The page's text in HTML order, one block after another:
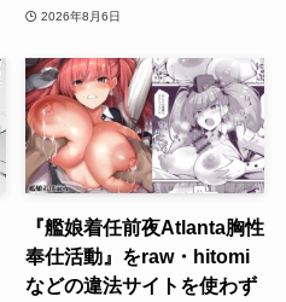
2026年8月6日
『艦娘着任前夜Atlanta胸性
奉仕活動』をraw・hitomi
などの違法サイトを使わず